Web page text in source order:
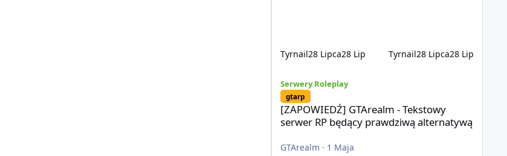
Tyrnail28 Lipca28 Lip Tyrnail28 Lipca28 Lip
Serwery Roleplay
gtarp
[ZAPOWIEDŹ] GTArealm - Tekstowy
serwer RP będący prawdziwą alternatywą
GTArealm · 1 Maja